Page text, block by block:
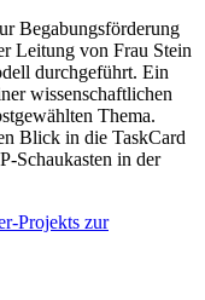
Begabungsförderung
Leitung von Frau Stein
durchgeführt. Ein
wissenschaftlichen
Thema.
Blick in die TaskCard
Schaukasten in der
Projekts zur